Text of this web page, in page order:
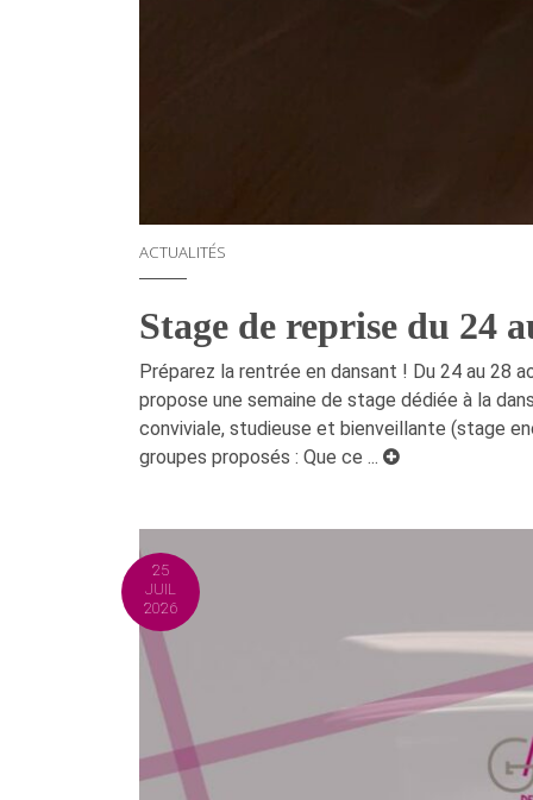
ACTUALITÉS
Stage de reprise du 24
Préparez la rentrée en dansant ! Du 24 au 28
propose une semaine de stage dédiée à la
conviviale, studieuse et bienveillante (stage
groupes proposés : Que ce ...
25
JUIL
2026